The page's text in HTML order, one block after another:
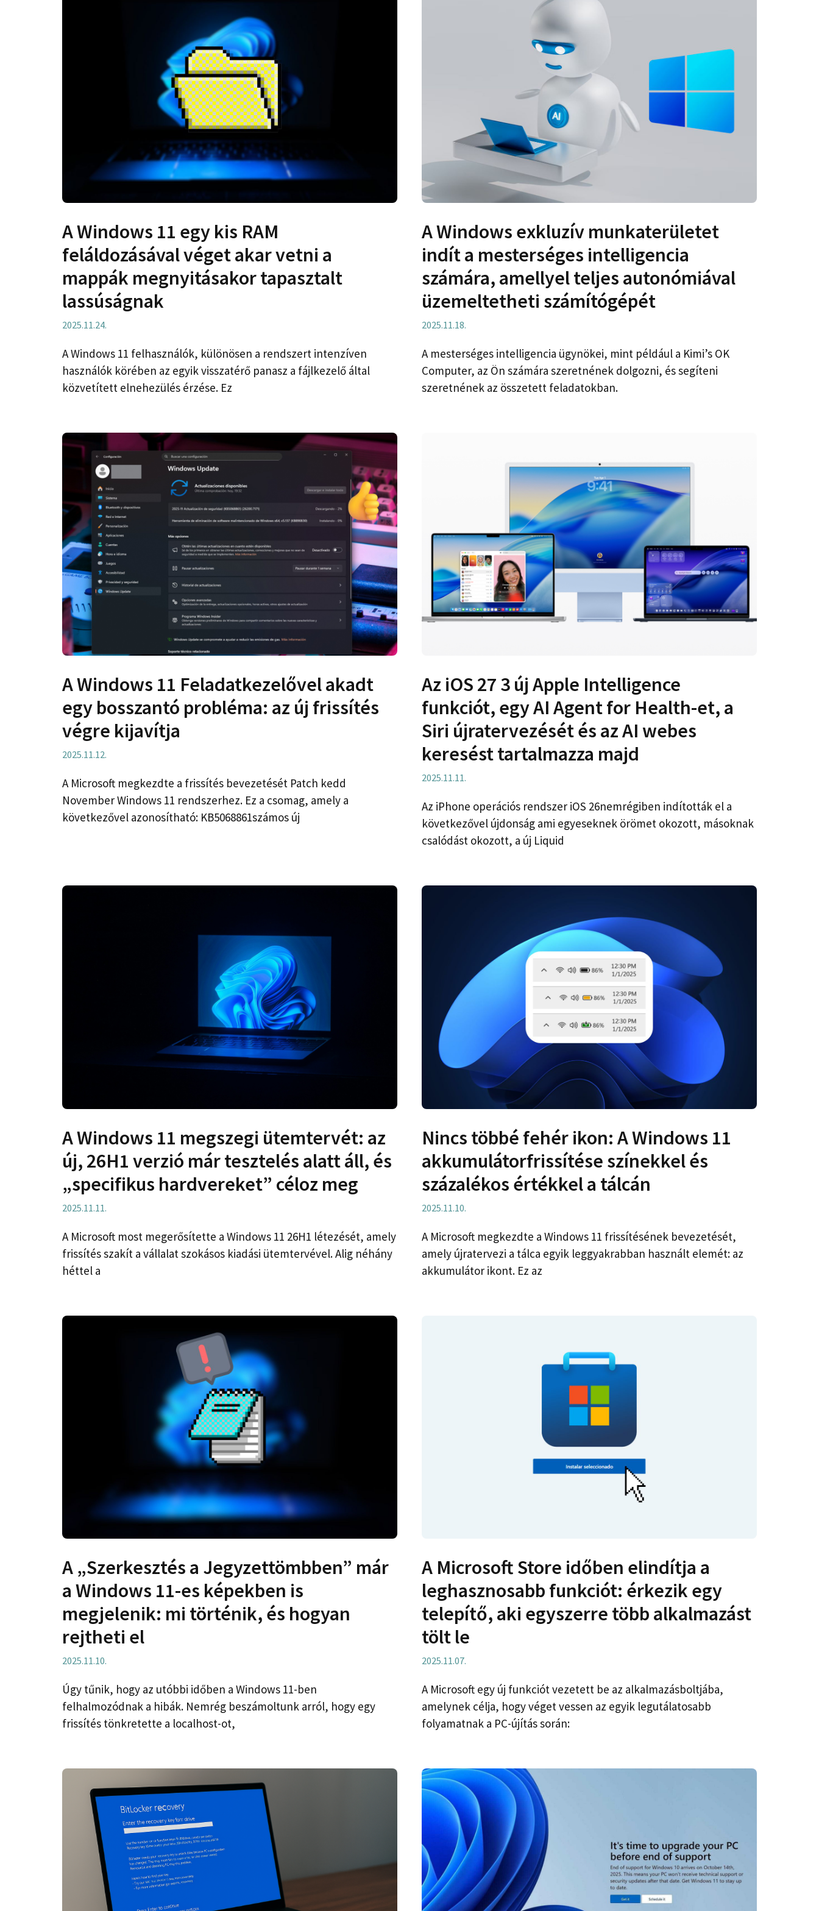
A Windows 11 egy kis RAM
feláldozásával véget akar vetni a
mappák megnyitásakor tapasztalt
lassúságnak
2025.11.24.
A Windows 11 felhasználók, különösen a rendszert intenzíven
használók körében az egyik visszatérő panasz a fájlkezelő által
közvetített elnehezülés érzése. Ez
A Windows exkluzív munkaterületet
indít a mesterséges intelligencia
számára, amellyel teljes autonómiával
üzemeltetheti számítógépét
2025.11.18.
A mesterséges intelligencia ügynökei, mint például a Kimi’s OK
Computer, az Ön számára szeretnének dolgozni, és segíteni
szeretnének az összetett feladatokban.
A Windows 11 Feladatkezelővel akadt
egy bosszantó probléma: az új frissítés
végre kijavítja
2025.11.12.
A Microsoft megkezdte a frissítés bevezetését Patch kedd
November Windows 11 rendszerhez. Ez a csomag, amely a
következővel azonosítható: KB5068861számos új
Az iOS 27 3 új Apple Intelligence
funkciót, egy AI Agent for Health-et, a
Siri újratervezését és az AI webes
keresést tartalmazza majd
2025.11.11.
Az iPhone operációs rendszer iOS 26nemrégiben indították el a
következővel újdonság ami egyeseknek örömet okozott, másoknak
csalódást okozott, a új Liquid
A Windows 11 megszegi ütemtervét: az
új, 26H1 verzió már tesztelés alatt áll, és
„specifikus hardvereket” céloz meg
2025.11.11.
A Microsoft most megerősítette a Windows 11 26H1 létezését, amely
frissítés szakít a vállalat szokásos kiadási ütemtervével. Alig néhány
héttel a
Nincs többé fehér ikon: A Windows 11
akkumulátorfrissítése színekkel és
százalékos értékkel a tálcán
2025.11.10.
A Microsoft megkezdte a Windows 11 frissítésének bevezetését,
amely újratervezi a tálca egyik leggyakrabban használt elemét: az
akkumulátor ikont. Ez az
A „Szerkesztés a Jegyzettömbben” már
a Windows 11-es képekben is
megjelenik: mi történik, és hogyan
rejtheti el
2025.11.10.
Úgy tűnik, hogy az utóbbi időben a Windows 11-ben
felhalmozódnak a hibák. Nemrég beszámoltunk arról, hogy egy
frissítés tönkretette a localhost-ot,
A Microsoft Store időben elindítja a
leghasznosabb funkciót: érkezik egy
telepítő, aki egyszerre több alkalmazást
tölt le
2025.11.07.
A Microsoft egy új funkciót vezetett be az alkalmazásboltjába,
amelynek célja, hogy véget vessen az egyik legutálatosabb
folyamatnak a PC-újítás során: